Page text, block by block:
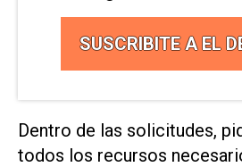
SUSCRIBITE A EL
Dentro de las solicitudes,
todos los recursos